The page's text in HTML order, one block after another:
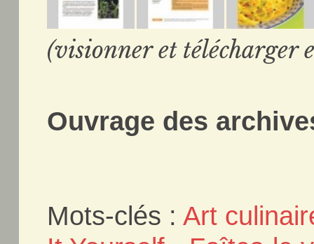
(visionner et télécharger
Ouvrage des
Mots-clés :Art